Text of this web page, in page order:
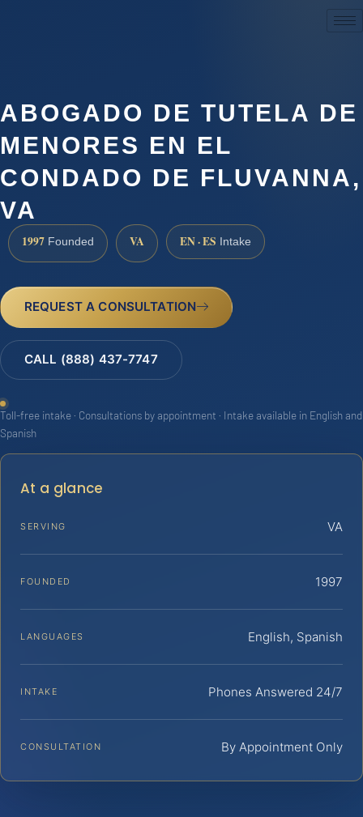
ABOGADO DE TUTELA DE
MENORES EN EL
CONDADO DE FLUVANNA,
VA
1997 Founded VA EN · ES Intake
REQUEST A CONSULTATION
CALL (888) 437-7747
Toll-free intake · Consultations by appointment · Intake available in English and
Spanish
At a glance
SERVING VA
FOUNDED 1997
LANGUAGES English, Spanish
INTAKE Phones Answered 24/7
CONSULTATION By Appointment Only